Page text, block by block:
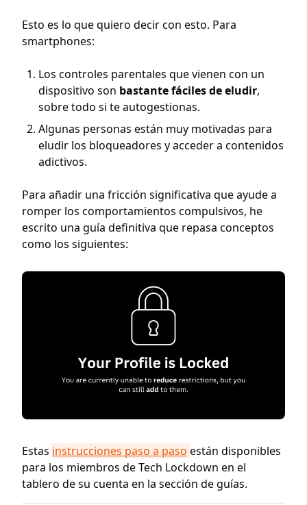
Esto es lo que quiero decir con esto. Para
smartphones:
Los controles parentales que vienen con un
dispositivo son bastante fáciles de eludir,
sobre todo si te autogestionas.
Algunas personas están muy motivadas para
eludir los bloqueadores y acceder a contenidos
adictivos.
Para añadir una fricción significativa que ayude a
romper los comportamientos compulsivos, he
escrito una guía definitiva que repasa conceptos
como los siguientes:
Estas instrucciones paso a paso están disponibles
para los miembros de Tech Lockdown en el
tablero de su cuenta en la sección de guías.